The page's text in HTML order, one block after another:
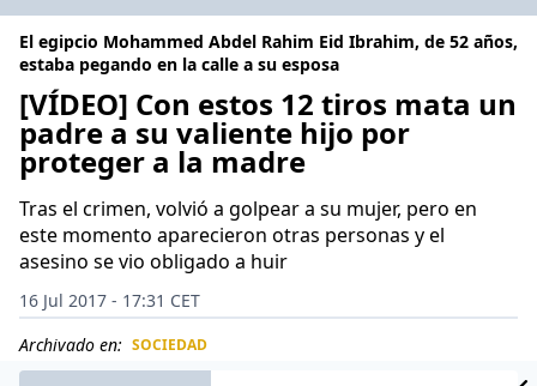
El egipcio Mohammed Abdel Rahim Eid Ibrahim, de 52 años,
estaba pegando en la calle a su esposa
[VÍDEO] Con estos 12 tiros mata un
padre a su valiente hijo por
proteger a la madre
Tras el crimen, volvió a golpear a su mujer, pero en
este momento aparecieron otras personas y el
asesino se vio obligado a huir
16 Jul 2017 - 17:31 CET
Archivado en: SOCIEDAD